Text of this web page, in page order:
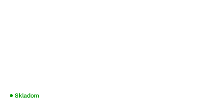
Priemerné
Skladom